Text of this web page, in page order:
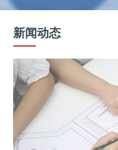
新闻动态